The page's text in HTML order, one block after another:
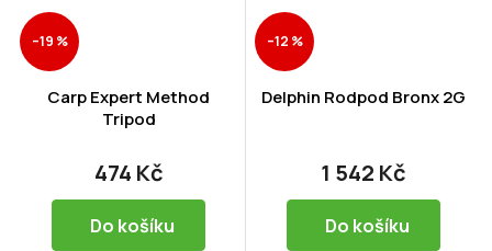
–19 %
Carp Expert Method
Tripod
474 Kč
Do košíku
–12 %
Delphin Rodpod Bronx 2G
1 542 Kč
Do košíku